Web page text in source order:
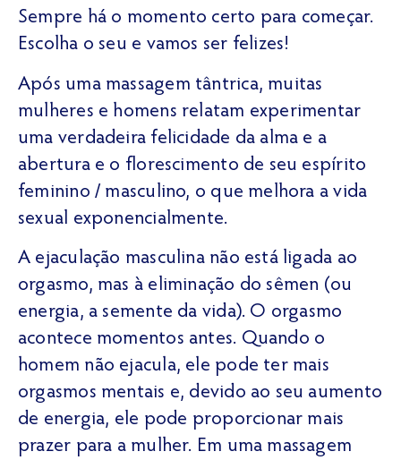
Sempre há o momento certo para começar.
Escolha o seu e vamos ser felizes!
Após uma massagem tântrica, muitas
mulheres e homens relatam experimentar
uma verdadeira felicidade da alma e a
abertura e o florescimento de seu espírito
feminino / masculino, o que melhora a vida
sexual exponencialmente.
A ejaculação masculina não está ligada ao
orgasmo, mas à eliminação do sêmen (ou
energia, a semente da vida). O orgasmo
acontece momentos antes. Quando o
homem não ejacula, ele pode ter mais
orgasmos mentais e, devido ao seu aumento
de energia, ele pode proporcionar mais
prazer para a mulher. Em uma massagem